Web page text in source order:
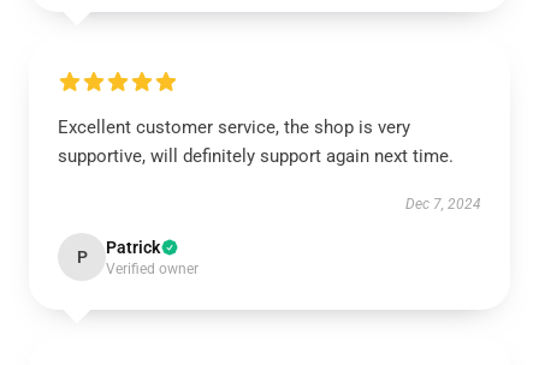
Excellent customer service, the shop is very
supportive, will definitely support again next time.
Dec 7, 2024
P Patrick
Verified owner